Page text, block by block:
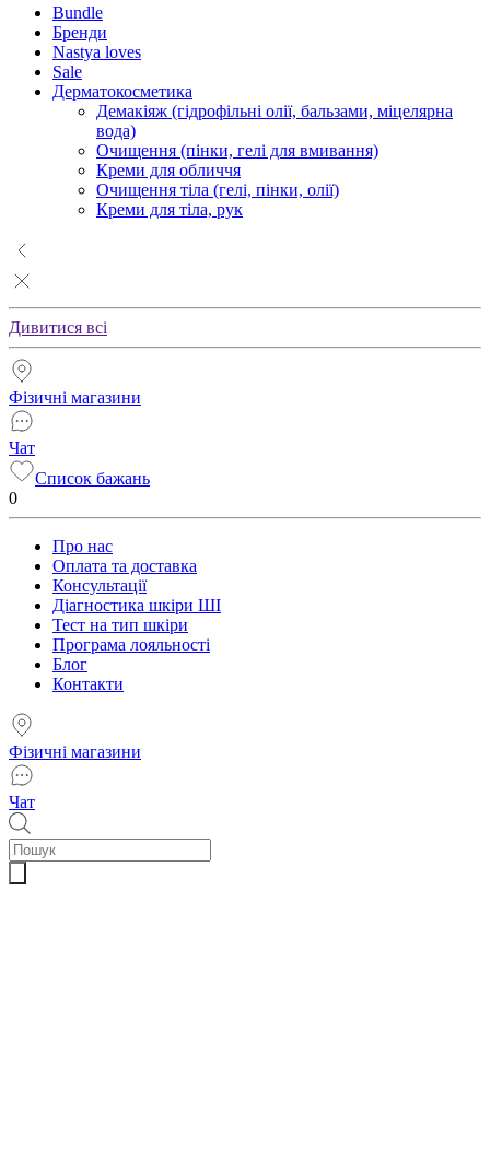
Bundle
Бренди
Nastya loves
Sale
Дерматокосметика
Демакіяж (гідрофільні олії, бальзами, міцелярна
вода)
Очищення (пінки, гелі для вмивання)
Креми для обличчя
Очищення тіла (гелі, пінки, олії)
Креми для тіла, рук
Дивитися всі
Фізичні магазини
Чат
Список бажань
0
Про нас
Оплата та доставка
Консультації
Діагностика шкіри ШІ
Тест на тип шкіри
Програма лояльності
Блог
Контакти
Фізичні магазини
Чат
Пошук
товарів